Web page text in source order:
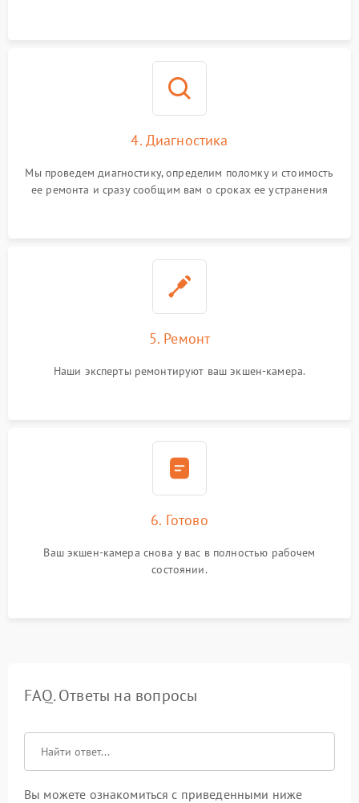
4. Диагностика
Мы проведем диагностику, определим поломку и стоимость
ее ремонта и сразу сообщим вам о сроках ее устранения
5. Ремонт
Наши эксперты ремонтируют ваш экшен-камера.
6. Готово
Ваш экшен-камера снова у вас в полностью рабочем
состоянии.
FAQ. Ответы на вопросы
Вы можете ознакомиться с приведенными ниже